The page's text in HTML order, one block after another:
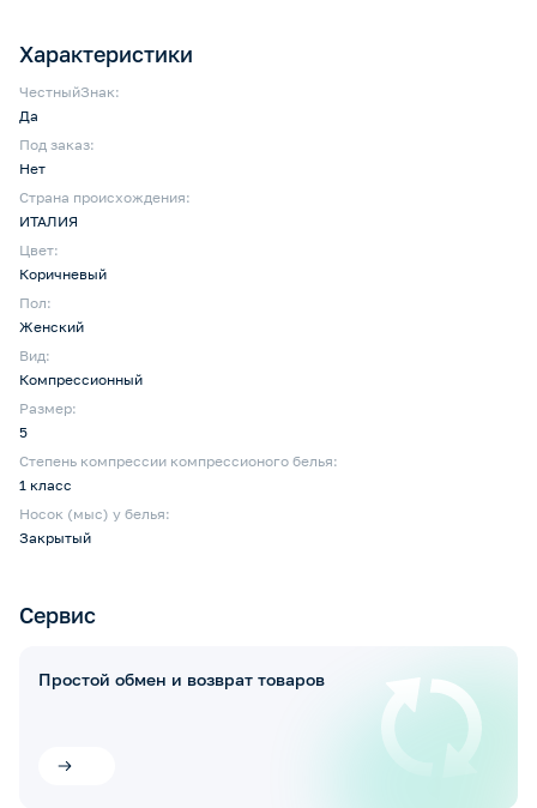
Характеристики
ЧестныйЗнак:
Да
Под заказ:
Нет
Страна происхождения:
ИТАЛИЯ
Цвет:
Коричневый
Пол:
Женский
Вид:
Компрессионный
Размер:
5
Степень компрессии компрессионого белья:
1 класс
Носок (мыс) у белья:
Закрытый
Сервис
Простой обмен и возврат товаров